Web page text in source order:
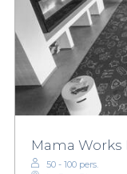
Mama Works
50 - 100 pers.